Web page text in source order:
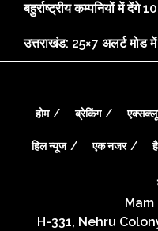
बहुर्राष्ट्रीय कम्पनियों में देंगे
उत्तराखंड: 25×7 अलर्ट मोड
होम ब्रेकिंग
हिल न्यूज एक नजर
H-331, Nehru